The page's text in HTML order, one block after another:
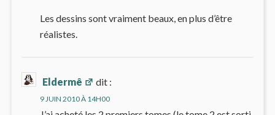
Les dessins sont vraiment beaux, en plus d’être
réalistes.
Eldermê dit :
9 JUIN 2010 À 14H00